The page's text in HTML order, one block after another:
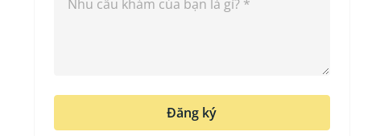
Đăng ký